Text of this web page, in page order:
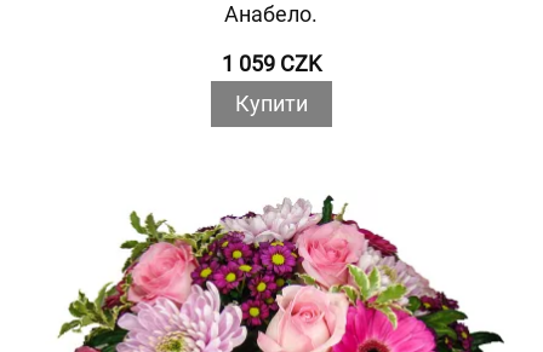
Анабело.
1 059 CZK
Купити